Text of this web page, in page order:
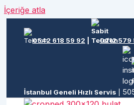
İçeriğe atla
0542 618 59 92 0212 579
İstanbul Geneli Hızlı Servis